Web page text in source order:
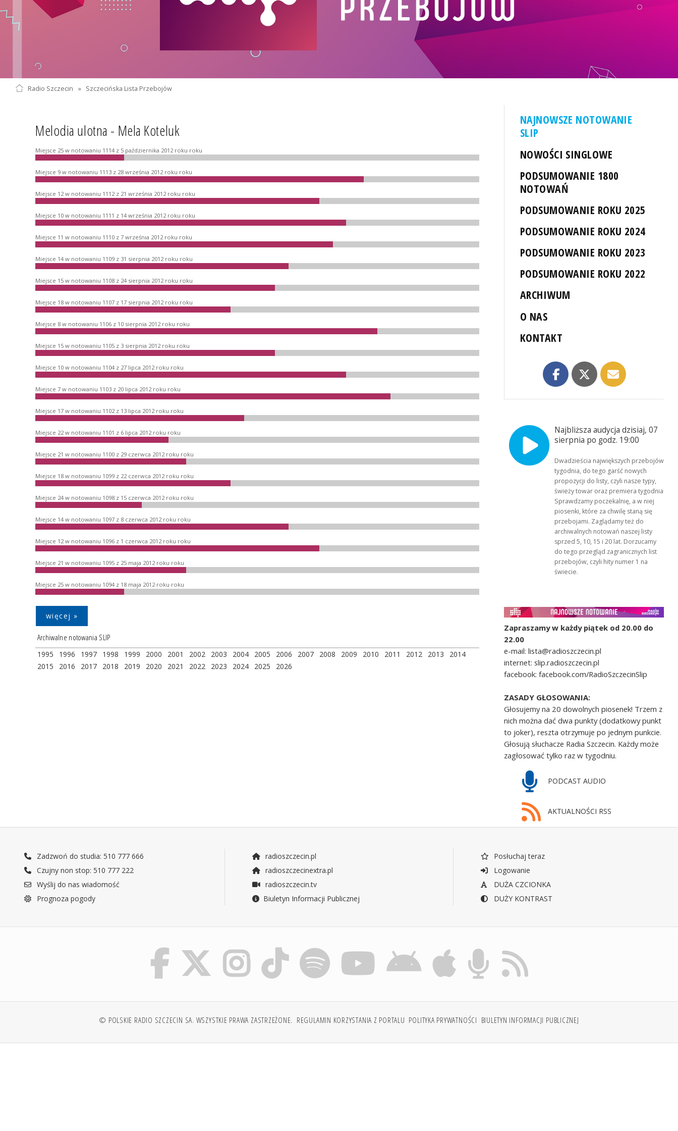
Radio Szczecin » Szczecińska Lista Przebojów
Melodia ulotna - Mela Koteluk
Miejsce 25 w notowaniu 1114 z 5 października 2012 roku roku
Miejsce 9 w notowaniu 1113 z 28 września 2012 roku roku
Miejsce 12 w notowaniu 1112 z 21 września 2012 roku roku
Miejsce 10 w notowaniu 1111 z 14 września 2012 roku roku
Miejsce 11 w notowaniu 1110 z 7 września 2012 roku roku
Miejsce 14 w notowaniu 1109 z 31 sierpnia 2012 roku roku
Miejsce 15 w notowaniu 1108 z 24 sierpnia 2012 roku roku
Miejsce 18 w notowaniu 1107 z 17 sierpnia 2012 roku roku
Miejsce 8 w notowaniu 1106 z 10 sierpnia 2012 roku roku
Miejsce 15 w notowaniu 1105 z 3 sierpnia 2012 roku roku
Miejsce 10 w notowaniu 1104 z 27 lipca 2012 roku roku
Miejsce 7 w notowaniu 1103 z 20 lipca 2012 roku roku
Miejsce 17 w notowaniu 1102 z 13 lipca 2012 roku roku
Miejsce 22 w notowaniu 1101 z 6 lipca 2012 roku roku
Miejsce 21 w notowaniu 1100 z 29 czerwca 2012 roku roku
Miejsce 18 w notowaniu 1099 z 22 czerwca 2012 roku roku
Miejsce 24 w notowaniu 1098 z 15 czerwca 2012 roku roku
Miejsce 14 w notowaniu 1097 z 8 czerwca 2012 roku roku
Miejsce 12 w notowaniu 1096 z 1 czerwca 2012 roku roku
Miejsce 21 w notowaniu 1095 z 25 maja 2012 roku roku
Miejsce 25 w notowaniu 1094 z 18 maja 2012 roku roku
więcej »
Archiwalne notowania SLIP
1995 1996 1997 1998 1999 2000 2001 2002 2003 2004 2005 2006 2007 2008 2009 2010 2011 2012 2013
2014
2015
2016 2017 2018 2019 2020 2021 2022 2023 2024 2025 2026
NAJNOWSZE NOTOWANIE
SLIP
NOWOŚCI SINGLOWE
PODSUMOWANIE 1800
NOTOWAŃ
PODSUMOWANIE ROKU 2025
PODSUMOWANIE ROKU 2024
PODSUMOWANIE ROKU 2023
PODSUMOWANIE ROKU 2022
ARCHIWUM
O NAS
KONTAKT
Najbliższa audycja dzisiaj, 07
sierpnia po godz. 19:00
Dwadzieścia największych przebojów
tygodnia, do tego garść nowych
propozycji do listy, czyli nasze typy,
świeży towar oraz premiera tygodnia!
Sprawdzamy poczekalnię, a w niej
piosenki, które za chwilę staną się
przebojami. Zaglądamy też do
archiwalnych notowań naszej listy
sprzed 5, 10, 15 i 20 lat. Dorzucamy
do tego przegląd zagranicznych list
przebojów, czyli hity numer 1 na
świecie.
Zapraszamy w każdy piątek od 20.00 do
22.00
e-mail: lista@radioszczecin.pl
internet: slip.radioszczecin.pl
facebook: facebook.com/RadioSzczecinSlip
ZASADY GŁOSOWANIA:
Głosujemy na 20 dowolnych piosenek! Trzem z
nich można dać dwa punkty (dodatkowy punkt
to joker), reszta otrzymuje po jednym punkcie.
Głosują słuchacze Radia Szczecin. Każdy może
zagłosować tylko raz w tygodniu.
PODCAST AUDIO
AKTUALNOŚCI RSS
Zadzwoń do studia: 510 777 666
Czujny non stop: 510 777 222
Wyślij do nas wiadomość
Prognoza pogody
radioszczecin.pl
radioszczecinextra.pl
radioszczecin.tv
Biuletyn Informacji Publicznej
Posłuchaj teraz
Logowanie
DUŻA CZCIONKA
DUŻY KONTRAST
© POLSKIE RADIO SZCZECIN SA. WSZYSTKIE PRAWA ZASTRZEŻONE. REGULAMIN KORZYSTANIA Z PORTALU POLITYKA PRYWATNOŚCI BIULETYN INFORMACJI PUBLICZNEJ